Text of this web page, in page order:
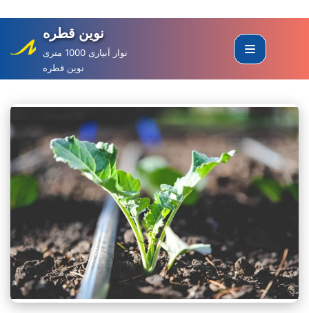
to
content
نوین قطره
نوار آبیاری 1000 متری
نوین قطره